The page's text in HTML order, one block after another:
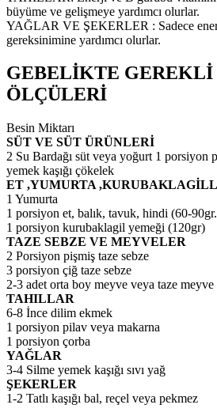
büyüme ve gelişmeye yardımcı olurlar.
YAĞLAR VE ŞEKERLER : Sadece
gereksinimine yardımcı olurlar.
GEBELİKTE GEREKLİ
ÖLÇÜLERİ
Besin Miktarı
SÜT VE SÜT ÜRÜNLERİ
2 Su Bardağı süt veya yoğurt 1 porsiyon
yemek kaşığı çökelek
ET ,YUMURTA
1 Yumurta
1 porsiyon et, balık, tavuk, hindi (60-
1 porsiyon kurubaklagil yemeği (120gr)
TAZE SEBZE VE MEYVELER
2 Porsiyon pişmiş taze sebze
3 porsiyon çiğ taze sebze
2-3 adet orta boy meyve veya taze meyve
TAHILLAR
6-8 İnce dilim ekmek
1 porsiyon pilav veya makarna
1 porsiyon çorba
YAĞLAR
3-4 Silme yemek kaşığı sıvı yağ
ŞEKERLER
1-2 Tatlı kaşığı bal, reçel veya pekmez